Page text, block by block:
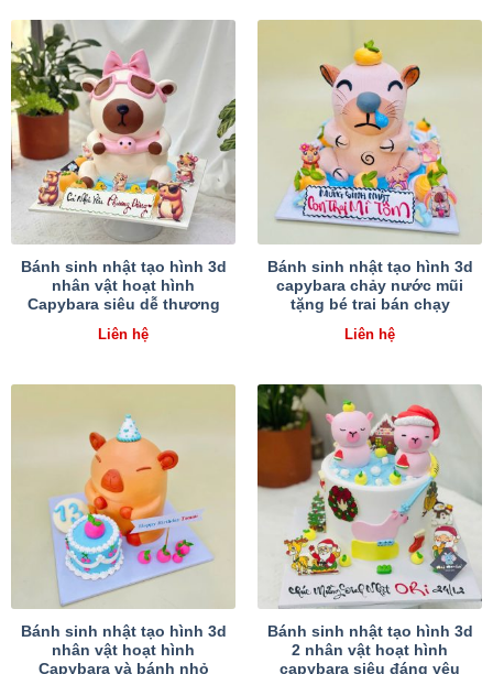
Bánh sinh nhật tạo hình 3d
nhân vật hoạt hình
Capybara siêu dễ thương
Liên hệ
Bánh sinh nhật tạo hình 3d
capybara chảy nước mũi
tặng bé trai bán chạy
Liên hệ
Bánh sinh nhật tạo hình 3d
nhân vật hoạt hình
Capybara và bánh nhỏ
Bánh sinh nhật tạo hình 3d
2 nhân vật hoạt hình
capybara siêu đáng yêu